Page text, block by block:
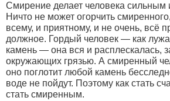
Смирение делает человека сильным
Ничто не может огорчить
всему, и приятному, и не очень, всё
должное. Гордый человек — как
камень — она вся и расплескалась,
окружающих грязью. А смиренный
оно поглотит любой камень
воде не пойдут. Поэтому как стать
стать смиренным.